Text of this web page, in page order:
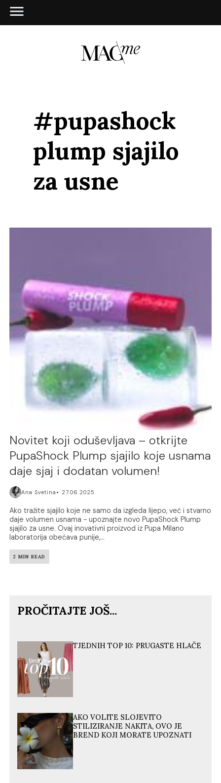
#pupashock
plump sjajilo
za usne
Novitet koji oduševljava – otkrijte
PupaShock Plump sjajilo koje usnama
daje sjaj i dodatan volumen!
Ana Svetina 27.06.2025.
Ako tražite sjajilo koje ne samo da izgleda lijepo, već i stvarno
daje volumen usnama - upoznajte novo PupaShock Plump
sjajilo za usne. Ovaj inovativni proizvod iz Pupa Milano
laboratorija obećava punije,...
2 MIN READ
PROČITAJTE JOŠ...
TJEDNIH TOP 10: PRUGASTE HLAČE
AKO VOLITE SLOJEVITO
STILIZIRANJE NAKITA, OVO JE
BREND KOJI MORATE UPOZNATI